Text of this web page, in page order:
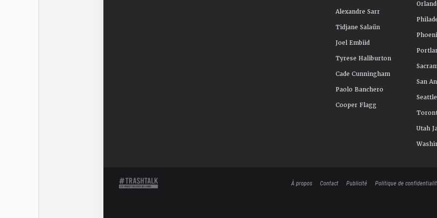
Alexandre Sarr
Tidjane Salaün
Joel Embiid
Tyrese Haliburton
Cade Cunningham
Paolo Banchero
Cooper Flagg
San
Utah
À propos Contact Publicité Politique de